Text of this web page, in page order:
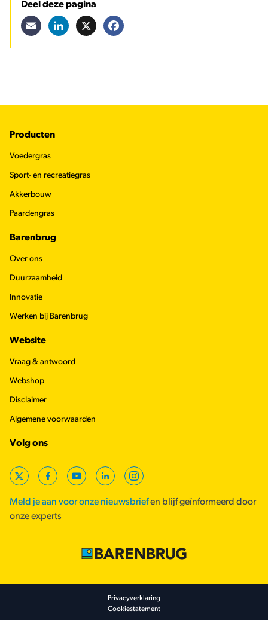
Deel deze pagina
Email LinkedIn
Footer
Producten
Voedergras
Sport- en recreatiegras
Akkerbouw
Paardengras
Barenbrug
Over ons
Duurzaamheid
Innovatie
Werken bij Barenbrug
Website
Vraag & antwoord
Webshop
Disclaimer
Algemene voorwaarden
Volg ons
X FacebookYouTubeLinkedInInstagram
Meld je aan voor onze nieuwsbriefen blijf geïnformeerd door
onze experts
Footer secondary
Privacyverklaring
Cookiestatement